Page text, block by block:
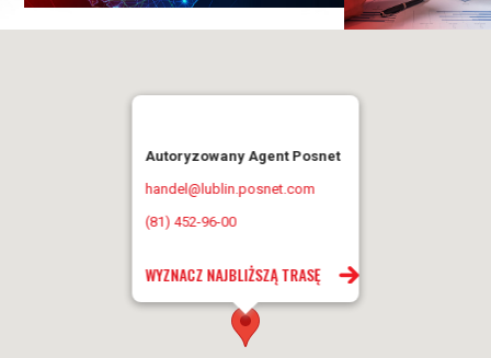
Autoryzowany Agent Posnet
handel@lublin.posnet.com
(81) 452-96-00
WYZNACZ NAJBLIŻSZĄ TRASĘ